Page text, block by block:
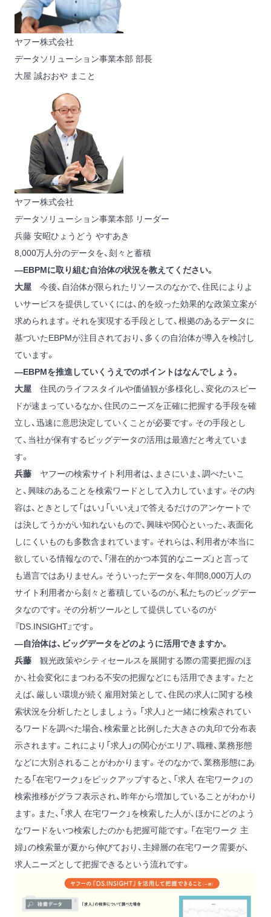
ヤフー株式会社
データソリューション事業本部 部長
大屋 誠おおや まこと
ヤフー株式会社
データソリューション事業本部 リーダー
兵藤 安昭ひょうどう やすあき
8,000万人分のデータを、刻々と蓄積
―EBPMに取り組む自治体の状況を教えてください。
大屋 今後、自治体が限られたリソースのなかで、住民によりよ
いサービスを提供していくには、的を絞った効果的な政策立案が
求められます。それを実現する手段として、根拠のあるデータに
基づいたEBPMが注目されており、多くの自治体が導入を検討し
ています。
―EBPMを推進していくうえでのポイントはなんでしょう。
大屋 住民のライフスタイルや価値観が多様化し、変化のスピー
ドが速まっているなか、住民のニーズを正確に把握する手段を確
立し、迅速に意思決定していくことが必要です。その手段とし
て、当社が保有するビッグデータの活用は最適だと考えていま
す。
兵藤 ヤフーの検索サイト利用者は、まさにいま、調べたいこ
と、興味のあることを検索ワードとして入力しています。その内
容は、ときとして「はい」「いいえ」で答えるだけのアンケートで
は決してうかがい知れないもので、興味や関心といった、表面化
しにくいものも多数含まれています。それらは、利用者が本当に
欲している情報なので、「潜在的かつ本質的なニーズ」と言って
も過言ではありません。そういったデータを、年間8,000万人の
サイト利用者から刻々と蓄積しているのが、私たちのビッグデー
タなのです。その分析ツールとして提供しているのが
『DS.INSIGHT』です。
―自治体は、ビッグデータをどのように活用できますか。
兵藤 観光政策やシティセールスを展開する際の需要把握のほ
か、社会変化にまつわる不安の把握などにも活用できます。たと
えば、厳しい環境が続く雇用対策として、住民の求人に関する検
索状況を分析したとしましょう。「求人」と一緒に検索されてい
るワードを調べた場合、検索量と比例した大きさの丸印で分布表
示されます。これにより「求人」の関心がエリア、職種、業務形態
などに大別されることがわかります。そのなかで、業務形態にあ
たる「在宅ワーク」をピックアップすると、「求人 在宅ワーク」の
検索推移がグラフ表示され、昨年から増加していることがわかり
ます。また、「求人 在宅ワーク」を検索した人が、ほかにどのよう
なワードをいつ検索したのかも把握可能です。「在宅ワーク 主
婦」の検索量が夏から伸びており、主婦層の在宅ワーク需要が、
求人ニーズとして把握できるという流れです。